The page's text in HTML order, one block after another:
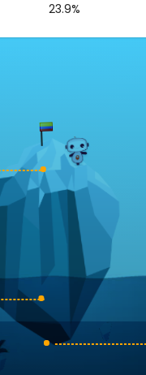
23.9%